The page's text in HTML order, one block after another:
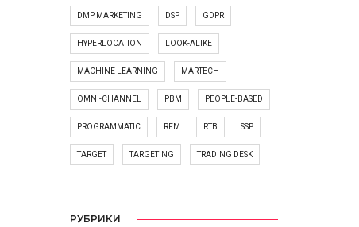
DMP MARKETING DSP GDPR
HYPERLOCATION LOOK-ALIKE
MACHINE LEARNING MARTECH
OMNI-CHANNEL PBM PEOPLE-BASED
PROGRAMMATIC RFM RTB SSP
TARGET TARGETING TRADING DESK
РУБРИКИ